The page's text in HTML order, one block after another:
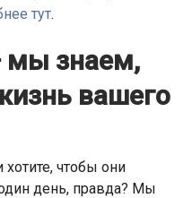
тут.
знаем,
вашего
чтобы они
день, правда? Мы